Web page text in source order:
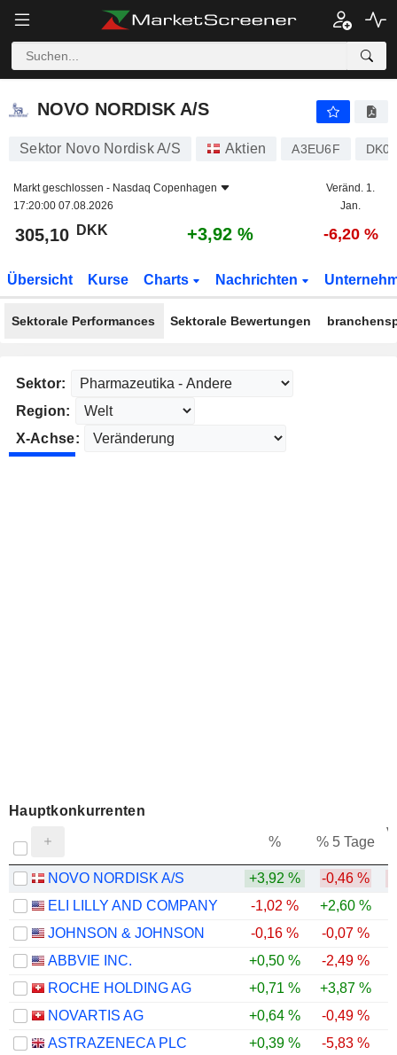
NOVO NORDISK A/S
NOVO NORDISK A/S
Sektor Novo Nordisk A/S Aktien A3EU6F
Markt geschlossen - Nasdaq Copenhagen
17:20:00 07.08.2026
Veränd. 1.
Jan.
305,10 DKK +3,92 % -6,20 %
Übersicht Kurse Charts Nachrichten
Sektorale Performances Sektorale Bewertungen
Sektor:
Region:
X-Achse:
Hauptkonkurrenten
% % 5 Tage
NOVO NORDISK A/S +3,92 % -0,46 %
ELI LILLY AND COMPANY
-1,02 % +2,60 %
JOHNSON & JOHNSON
-0,16 % -0,07 %
ABBVIE INC.
+0,50 % -2,49 %
ROCHE HOLDING AG
+0,71 % +3,87 %
NOVARTIS AG
+0,64 % -0,49 %
ASTRAZENECA PLC
+0,39 % -5,83 %